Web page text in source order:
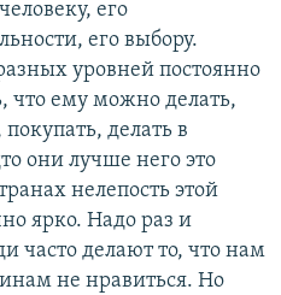
его
его выбору.
уровней постоянно
что ему можно делать,
делать в
они лучше него это
нелепость этой
ярко. Надо раз и
часто делают то, что нам
не нравиться. Но